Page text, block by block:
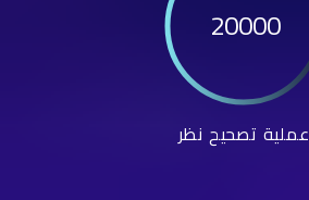
20000
عملية تصحيح نظر